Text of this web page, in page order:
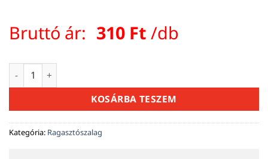
Bruttó ár: 310 Ft /db
Havanna Barna ragasztószalag mennyiség
KOSÁRBA TESZEM
Kategória: Ragasztószalag